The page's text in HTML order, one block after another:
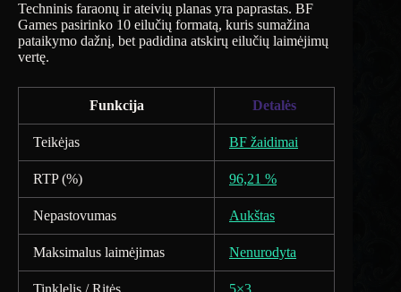
Techninis faraonų ir ateivių planas yra paprastas. BF
Games pasirinko 10 eilučių formatą, kuris sumažina
pataikymo dažnį, bet padidina atskirų eilučių laimėjimų
vertę.
Funkcija Detalės
Teikėjas BF žaidimai
RTP (%) 96,21 %
Nepastovumas Aukštas
Maksimalus laimėjimas Nenurodyta